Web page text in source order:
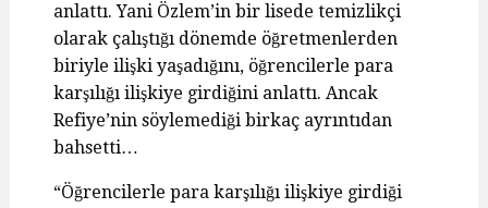
anlattı. Yani Özlem’in bir lisede temizlikçi
olarak çalıştığı dönemde öğretmenlerden
biriyle ilişki yaşadığını, öğrencilerle para
karşılığı ilişkiye girdiğini anlattı. Ancak
Refiye’nin söylemediği birkaç ayrıntıdan
bahsetti…
“Öğrencilerle para karşılığı ilişkiye girdiği